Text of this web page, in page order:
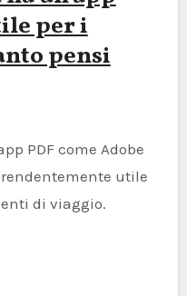
per i
pensi
utile
di viaggio.